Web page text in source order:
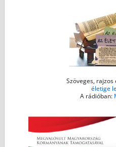
Szöveges,
életige
A rádióban: